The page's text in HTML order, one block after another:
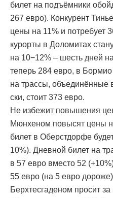
билет на подъёмники
267 евро). Конкурент
цены на 11% и потребует
курорты в Доломитах
на 10−12% – шесть дней
теперь 284 евро, в
на трассы, объединённые
ски, стоит 373 евро.
Не избежит повышения
Мюнхеном повысят цены
билет в Оберстдорфе
10%). Дневной билет на
в 57 евро вместо 52
55 евро (на 5 евро
Берхтесгаденом просит